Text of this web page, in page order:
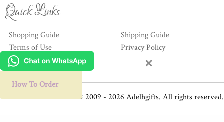
Quick Links
Shopping Guide
Shipping Guide
Terms of Use
Privacy Policy
Hubungi Kami
© 2009 - 2026 Adelhgifts. All rights reserved.
How To Order
×